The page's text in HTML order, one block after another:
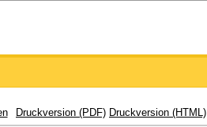
Druckversion (PDF) Druckversion (HTML)